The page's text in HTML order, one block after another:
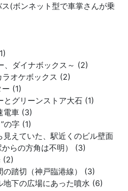
ス(ボンネット型で車掌さんが乗
、ダイナボックス～ (2)
ラオケボックス (2)
(1)
とグリーンストア大石 (1)
電車 (3)
の字 (1)
えていた、駅近くのビル壁面
らの方角は不明） (3)
(2)
の踏切（神戸臨港線） (3)
地下の広場にあった噴水 (6)